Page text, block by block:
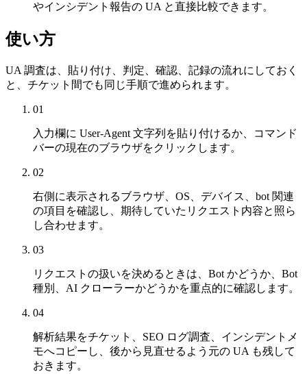
やインシデント報告の UA と直接比較できます。
使い方
UA 調査は、貼り付け、判定、確認、記録の流れにしておく
と、チケット間でも同じ手順で進められます。
01
入力欄に User-Agent 文字列を貼り付けるか、コマンド
バーの現在のブラウザをクリックします。
02
右側に表示されるブラウザ、OS、デバイス、bot 関連
の項目を確認し、期待していたリクエスト内容と照ら
し合わせます。
03
リクエストの扱いを決めるときは、Bot かどうか、Bot
種別、AI クローラーかどうかを重点的に確認します。
04
解析結果をチケット、SEO ログ調査、インシデントメ
モへコピーし、後から見直せるよう元の UA も残して
おきます。